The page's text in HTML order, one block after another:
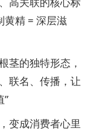
黄精 = 深层滋
的独特形态，
联名、传播，让
”
成消费者心里